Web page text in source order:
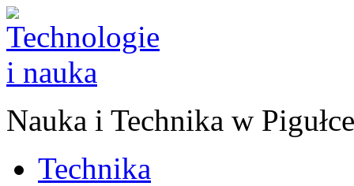
Nauka i Technika w Pigułce
Technika